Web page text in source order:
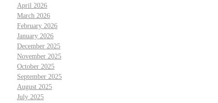
April 2026
March 2026
February 2026
January 2026
December 2025
November 2025
October 2025
September 2025
August 2025
July 2025